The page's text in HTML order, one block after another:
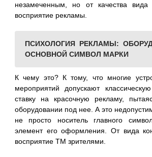
незамеченным, но от качества вида
восприятие рекламы.
ПСИХОЛОГИЯ РЕКЛАМЫ:
ОСНОВНОЙ СИМВОЛ МАРКИ
К чему это? К тому, что многие
мероприятий допускают
ставку на красочную рекламу,
оборудовании под нее. А это
не просто носитель главного
элемент его оформления. От вида
восприятие ТМ зрителями.